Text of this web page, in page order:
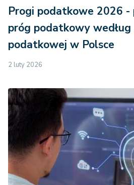
Progi podatkowe 2026 -
próg podatkowy według
podatkowej w Polsce
2 luty 2026